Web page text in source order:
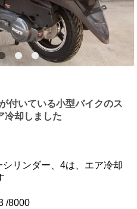
付いている小型バイクのス
冷却しました
シリンダー、4は、エア冷却
/8000